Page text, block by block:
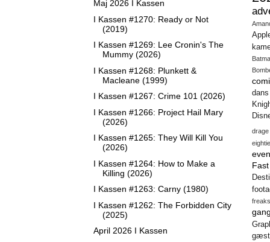
Maj 2026 I Kassen
I Kassen #1270: Ready or Not
(2019)
I Kassen #1269: Lee Cronin's The
Mummy (2026)
I Kassen #1268: Plunkett &
Macleane (1999)
I Kassen #1267: Crime 101 (2026)
I Kassen #1266: Project Hail Mary
(2026)
I Kassen #1265: They Will Kill You
(2026)
I Kassen #1264: How to Make a
Killing (2026)
I Kassen #1263: Carny (1980)
I Kassen #1262: The Forbidden City
(2025)
April 2026 I Kassen
dans
drage
freaks